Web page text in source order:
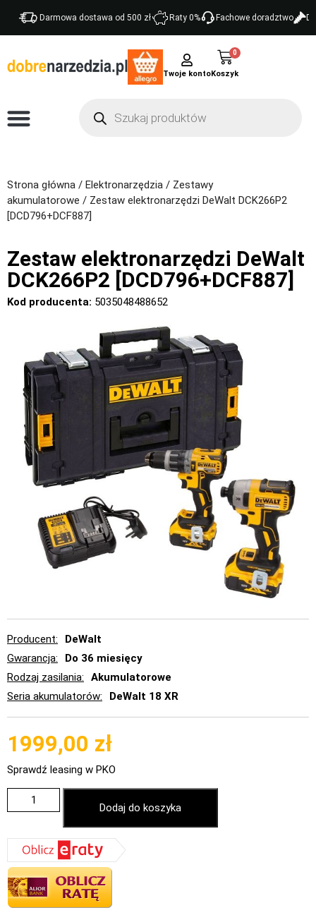
Darmowa dostawa od 500 zł Raty 0% Fachowe doradztwo
Twoje konto
0
Strona główna / Elektronarzędzia / Zestawy
akumulatorowe / Zestaw elektronarzędzi DeWalt DCK266P2
[DCD796+DCF887]
Zestaw elektronarzędzi DeWalt
DCK266P2 [DCD796+DCF887]
Kod producenta: 5035048488652
Producent
DeWalt
Gwarancja
Do 36 miesięcy
Rodzaj zasilania
Akumulatorowe
Seria akumulatorów
DeWalt 18 XR
1999,00 zł
Sprawdź leasing w PKO
Dodaj do koszyka